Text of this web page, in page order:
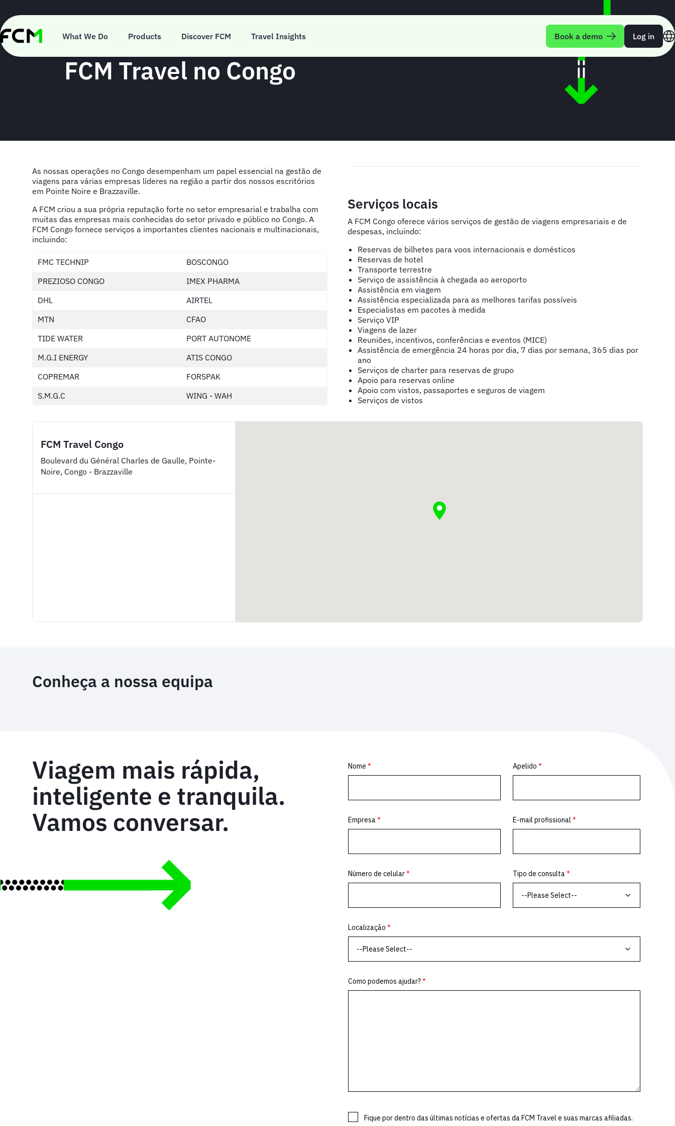
main
content
What We Do Products Discover FCM Travel Insights Book a demo Log in
FCM Travel no Congo
As nossas operações no Congo desempenham um papel essencial na gestão de
viagens para várias empresas líderes na região a partir dos nossos escritórios
em Pointe Noire e Brazzaville.
A FCM criou a sua própria reputação forte no setor empresarial e trabalha com
muitas das empresas mais conhecidas do setor privado e público no Congo. A
FCM Congo fornece serviços a importantes clientes nacionais e multinacionais,
incluindo:
FMC TECHNIP
BOSCONGO
PREZIOSO CONGO
IMEX PHARMA
DHL
AIRTEL
MTN
CFAO
TIDE WATER
PORT AUTONOME
M.G.I ENERGY
ATIS CONGO
COPREMAR
FORSPAK
S.M.G.C
WING - WAH
Serviços locais
A FCM Congo oferece vários serviços de gestão de viagens empresariais e de
despesas, incluindo:
Reservas de bilhetes para voos internacionais e domésticos
Reservas de hotel
Transporte terrestre
Serviço de assistência à chegada ao aeroporto
Assistência em viagem
Assistência especializada para as melhores tarifas possíveis
Especialistas em pacotes à medida
Serviço VIP
Viagens de lazer
Reuniões, incentivos, conferências e eventos (MICE)
Assistência de emergência 24 horas por dia, 7 dias por semana, 365 dias por
ano
Serviços de charter para reservas de grupo
Apoio para reservas online
Apoio com vistos, passaportes e seguros de viagem
Serviços de vistos
FCM Travel Congo
Boulevard du Général Charles de Gaulle, Pointe-
Noire, Congo - Brazzaville
Conheça a nossa equipa
Viagem mais rápida,
inteligente e tranquila.
Vamos conversar.